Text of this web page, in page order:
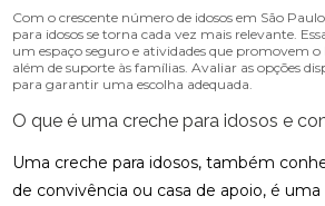
Com o crescente número de idosos em São
para idosos se torna cada vez mais relevante.
um espaço seguro e atividades que promovem o
além de suporte às famílias. Avaliar as opções
para garantir uma escolha adequada.
O que é uma creche para idosos e
Uma creche para idosos, também
de convivência ou casa de apoio, é